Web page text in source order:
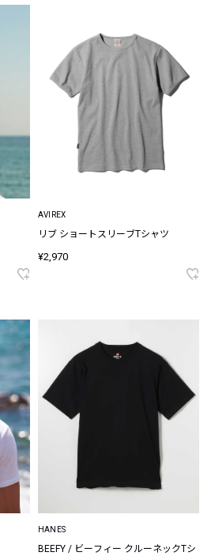
AVIREX
リブ ショートスリーブTシャツ
¥2,970
HANES
BEEFY / ビーフィー クルーネックTシ